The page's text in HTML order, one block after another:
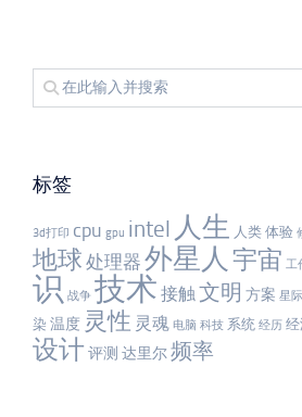
标签
3d打印 cpu gpu intel 人生 人类 体验
地球 处理器 外星人 宇宙 工
识 战争 技术 接触文明 方案 星际
染 温度 灵性 灵魂 电脑 科技 系统 经历
设计评测 达里尔频率